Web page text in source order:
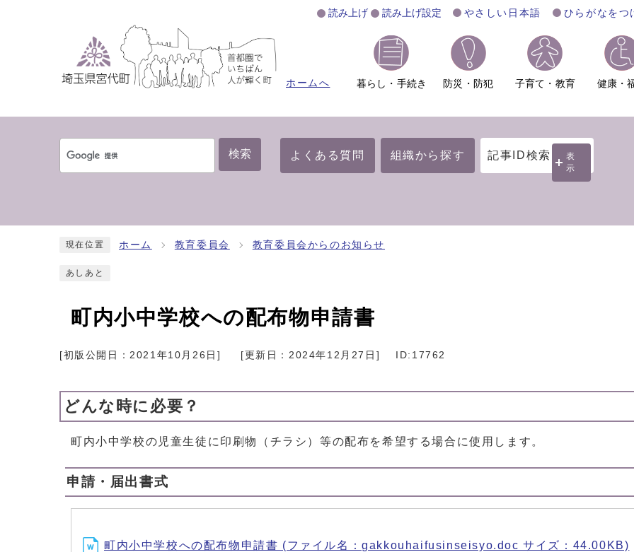
読み上げ 読み上げ設定 やさしい日本語 ひらがなをつ
ホームへ 暮らし・手続き 防災・防犯 子育て・教育 健康・
検索 よくある質問 組織から探す 記事ID検索
表
示
現在位置 ホーム 教育委員会 教育委員会からのお知らせ
あしあと
町内小中学校への配布物申請書
[初版公開日：2021年10月26日 ] [更新日：2024年12月27日 ] ID:17762
どんな時に必要？
町内小中学校の児童生徒に印刷物（チラシ）等の配布を希望する場合に使用します。
申請・届出書式
町内小中学校への配布物申請書 (ファイル名：gakkouhaifusinseisyo.doc サイズ：44.00KB)